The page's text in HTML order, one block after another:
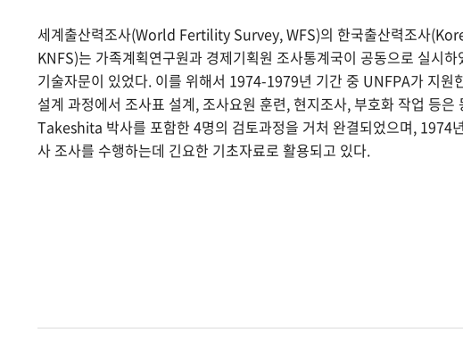
세계출산력조사(World Fertility Survey, WFS)의 한국출산력조사
KNFS)는 가족계획연구원과 경제기획원 조사통계국이 공동으로 실시
기술자문이 있었다. 이를 위해서 1974-1979년 기간 중 UNFPA가 지원
설계 과정에서 조사표 설계, 조사요원 훈련, 현지조사, 부호화 작업 등
Takeshita 박사를 포함한 4명의 검토과정을 거처 완결되었으며, 1974
사 조사를 수행하는데 긴요한 기초자료로 활용되고 있다.